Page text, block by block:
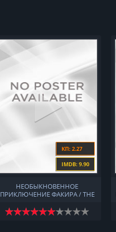
КП: 2.27
IMDB: 9.90
НЕОБЫКНОВЕННОЕ
ПРИКЛЮЧЕНИЕ ФАКИРА / THE
THE FAKIR (2018)